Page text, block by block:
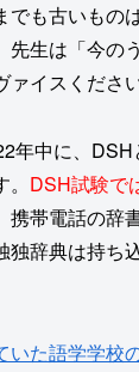
でも古いもの
先生は「今の
イスくださ
年中に、
DSH試験で
携帯電話の辞
独辞典は持ち
いた語学学校